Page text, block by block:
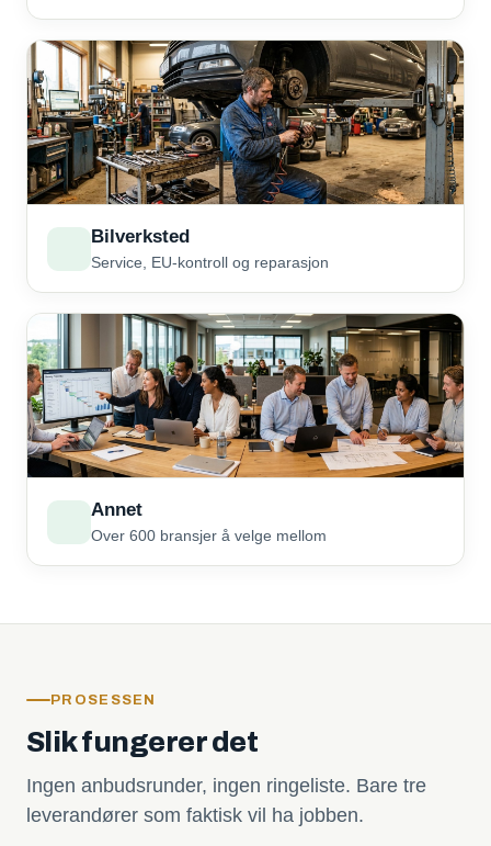
Bilverksted
Service, EU-kontroll og reparasjon
Annet
Over 600 bransjer å velge mellom
PROSESSEN
Slik fungerer det
Ingen anbudsrunder, ingen ringeliste. Bare tre
leverandører som faktisk vil ha jobben.